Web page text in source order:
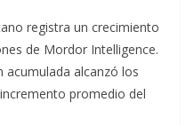
registra un crecimiento
de Mordor Intelligence.
acumulada alcanzó los
promedio del